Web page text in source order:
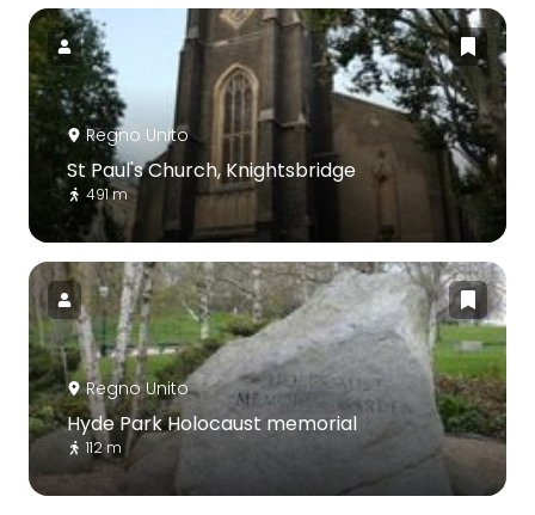
Regno Unito
St Paul's Church, Knightsbridge
491 m
Regno Unito
Hyde Park Holocaust memorial
112 m